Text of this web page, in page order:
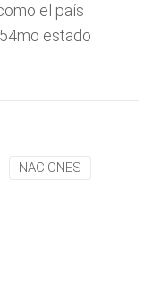
el país
estado
NACIONES